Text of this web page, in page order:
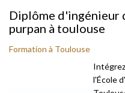
Diplôme d'ingénieur
purpan à toulouse
Formation à Toulouse
l'École